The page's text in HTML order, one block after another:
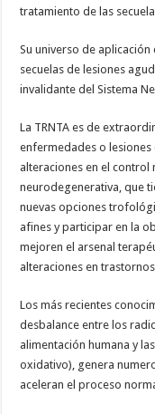
tratamiento de las
Su universo de
secuelas de lesiones
invalidante del Sistema
La TRNTA es de
enfermedades o
alteraciones en el
neurodegenerativa, que
nuevas opciones
afines y participar en la
mejoren el arsenal
alteraciones en
Los más recientes
desbalance entre los
alimentación humana y
oxidativo), genera
aceleran el proceso